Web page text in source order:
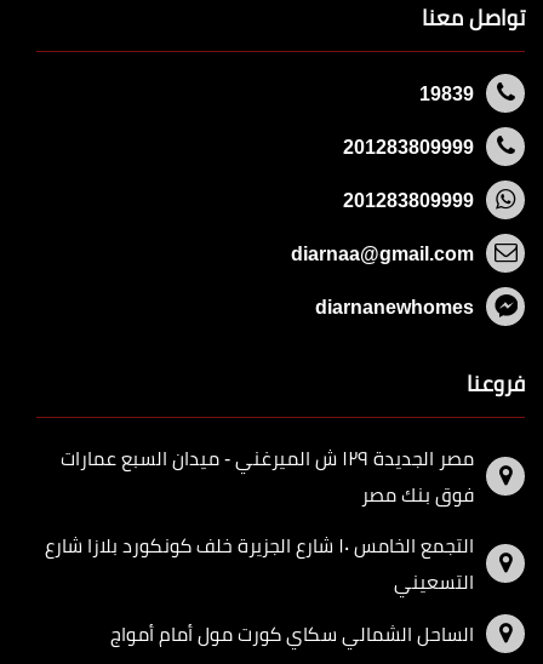
تواصل معنا
19839
201283809999
201283809999
diarnaa@gmail.com
diarnanewhomes
فروعنا
مصر الجديدة ١٢٩ ش الميرغني - ميدان السبع عمارات
فوق بنك مصر
التجمع الخامس ١٠ شارع الجزيرة خلف كونكورد بلازا شارع
التسعيني
الساحل الشمالي سكاي كورت مول أمام أمواج